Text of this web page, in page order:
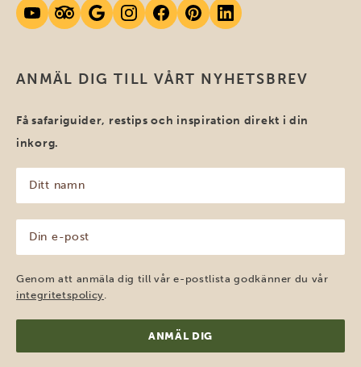
ANMÄL DIG TILL VÅRT NYHETSBREV
Få safariguider, restips och inspiration direkt i din
inkorg.
namn
(Obligatoriskt)
post
(Obligatoriskt)
Genom att anmäla dig till vår e-postlista godkänner du vår
integritetspolicy